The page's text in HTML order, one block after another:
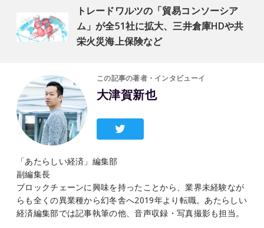
トレードワルツの「貿易コンソーシア
ム」が全51社に拡大、三井倉庫HDや共
栄火災海上保険など
この記事の著者・インタビューイ
大津賀新也
「あたらしい経済」編集部
副編集長
ブロックチェーンに興味を持ったことから、業界未経験なが
らも全くの異業種から幻冬舎へ2019年より転職。あたらしい
経済編集部では記事執筆の他、音声収録・写真撮影も担当。